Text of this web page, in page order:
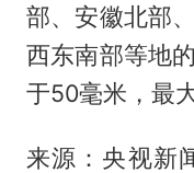
部、安徽北部
西东南部等地
于50毫米，最
来源：央视新